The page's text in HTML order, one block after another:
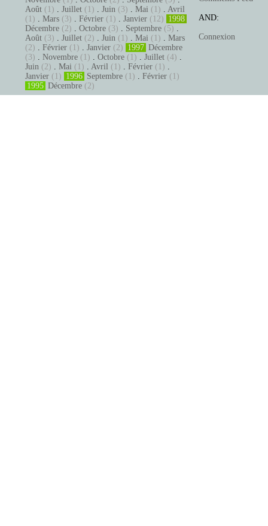
Août (1) . Juillet (1) . Juin (3) . Mai (1) . Avril
(1) . Mars (3) . Février (1) . Janvier (12) 1998
Décembre (2) . Octobre (3) . Septembre (5) .
Août (3) . Juillet (2) . Juin (1) . Mai (1) . Mars
(2) . Février (1) . Janvier (2) 1997 Décembre
(3) . Novembre (1) . Octobre (1) . Juillet (4) .
Juin (2) . Mai (1) . Avril (1) . Février (1) .
Janvier (1) 1996 Septembre (1) . Février (1)
1995 Décembre (2)
AND:
Connexion